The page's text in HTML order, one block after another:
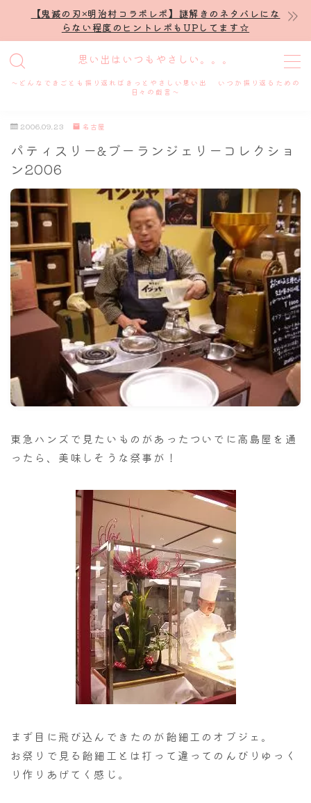
【鬼滅の刃×明治村コラボレポ】謎解きのネタバレにな
らない程度のヒントレポもUPしてます☆
思い出はいつもやさしい。。。
～どんなできごとも振り返ればきっとやさしい思い出 いつか振り返るための
日々の戯言～
MENU
プロフィール
謎解き
ホテル滞在記
舞台・ライブ
名古屋
ナナちゃん人形
2006.09.23 名古屋
パティスリー&ブーランジェリーコレクショ
ン2006
東急ハンズで見たいものがあったついでに高島屋を通
ったら、美味しそうな祭事が！
まず目に飛び込んできたのが飴細工のオブジェ。
お祭りで見る飴細工とは打って違ってのんびりゆっく
り作りあげてく感じ。